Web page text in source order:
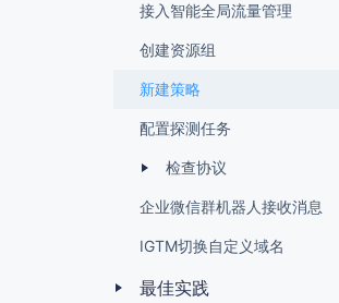
接入智能全局流量管理
创建资源组
新建策略
配置探测任务
检查协议
企业微信群机器人接收消息
IGTM切换自定义域名
最佳实践